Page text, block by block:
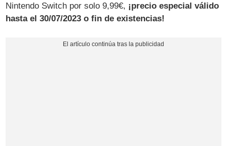
Nintendo Switch por solo 9,99€, ¡precio especial válido
hasta el 30/07/2023 o fin de existencias!